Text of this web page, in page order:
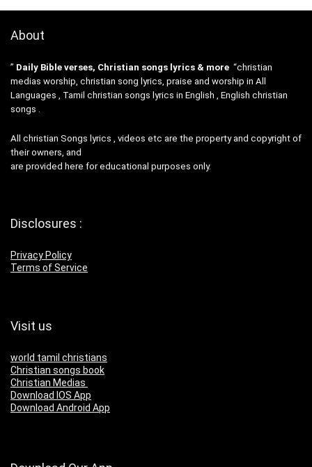
About
” Daily Bible verses, Christian songs lyrics & more “christian
medias worship, christian song lyrics, praise and worship in All
Languages , Tamil christian songs lyrics in English , English christian
songs .
All christian Songs lyrics , videos etc are the property and copyright of
their owners, and
are provided here for educational purposes only.
Disclosures :
Privacy Policy
Terms of Service
Visit us
world tamil christians
Christian songs book
Christian Medias
Download IOS App
Download Android App